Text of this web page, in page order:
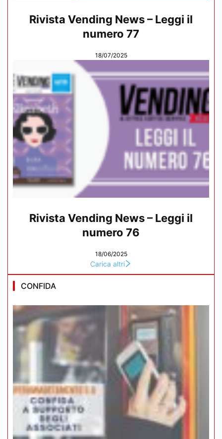
Rivista Vending News – Leggi il
numero 77
18/07/2025
Rivista Vending News – Leggi il
numero 76
18/06/2025
Carica altri
CONFIDA